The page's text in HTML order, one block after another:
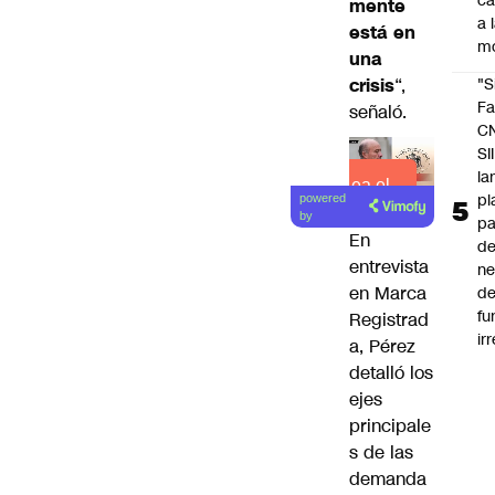
mente
está en
una
crisis“,
señaló.
Lea el
artículo
powered
by
En
entrevista
en Marca
Registrad
a, Pérez
detalló los
ejes
principale
s de las
demanda
a
SII
de